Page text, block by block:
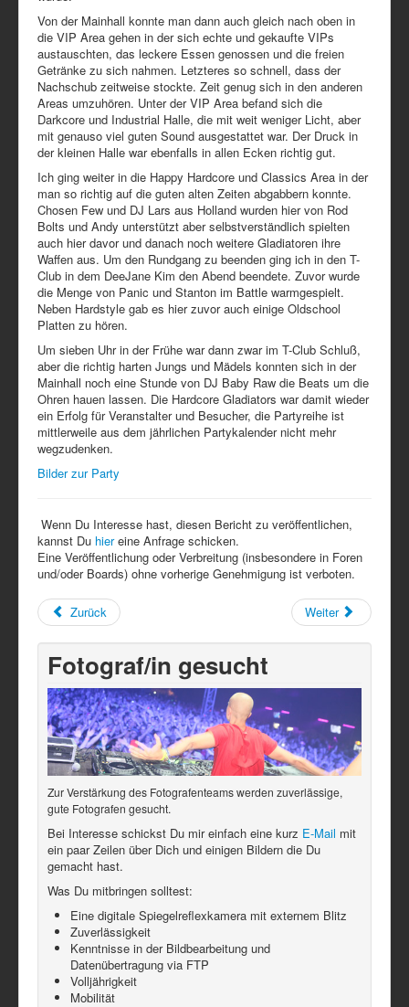
Von der Mainhall konnte man dann auch gleich nach oben in
die VIP Area gehen in der sich echte und gekaufte VIPs
austauschten, das leckere Essen genossen und die freien
Getränke zu sich nahmen. Letzteres so schnell, dass der
Nachschub zeitweise stockte. Zeit genug sich in den anderen
Areas umzuhören. Unter der VIP Area befand sich die
Darkcore und Industrial Halle, die mit weit weniger Licht, aber
mit genauso viel guten Sound ausgestattet war. Der Druck in
der kleinen Halle war ebenfalls in allen Ecken richtig gut.
Ich ging weiter in die Happy Hardcore und Classics Area in der
man so richtig auf die guten alten Zeiten abgabbern konnte.
Chosen Few und DJ Lars aus Holland wurden hier von Rod
Bolts und Andy unterstützt aber selbstverständlich spielten
auch hier davor und danach noch weitere Gladiatoren ihre
Waffen aus. Um den Rundgang zu beenden ging ich in den T-
Club in dem DeeJane Kim den Abend beendete. Zuvor wurde
die Menge von Panic und Stanton im Battle warmgespielt.
Neben Hardstyle gab es hier zuvor auch einige Oldschool
Platten zu hören.
Um sieben Uhr in der Frühe war dann zwar im T-Club Schluß,
aber die richtig harten Jungs und Mädels konnten sich in der
Mainhall noch eine Stunde von DJ Baby Raw die Beats um die
Ohren hauen lassen. Die Hardcore Gladiators war damit wieder
ein Erfolg für Veranstalter und Besucher, die Partyreihe ist
mittlerweile aus dem jährlichen Partykalender nicht mehr
wegzudenken.
Bilder zur Party
Wenn Du Interesse hast, diesen Bericht zu veröffentlichen,
kannst Du hiereine Anfrage schicken.
Eine Veröffentlichung oder Verbreitung (insbesondere in Foren
und/oder Boards) ohne vorherige Genehmigung ist verboten.
Zurück Weiter
Fotograf/in gesucht
Zur Verstärkung des Fotografenteams werden zuverlässige,
gute Fotografen gesucht.
Bei Interesse schickst Du mir einfach eine kurz E-Mail mit
ein paar Zeilen über Dich und einigen Bildern die Du
gemacht hast.
Was Du mitbringen solltest:
Eine digitale Spiegelreflexkamera mit externem Blitz
Zuverlässigkeit
Kenntnisse in der Bildbearbeitung und
Datenübertragung via FTP
Volljährigkeit
Mobilität